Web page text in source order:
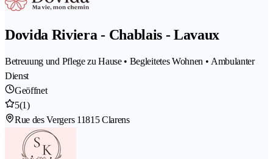
Dovida Riviera - Chablais - Lavaux
Betreuung und Pflege zu Hause • Begleitetes Wohnen • Ambulanter
Dienst
Geöffnet
5(1)
Rue des Vergers 11815 Clarens